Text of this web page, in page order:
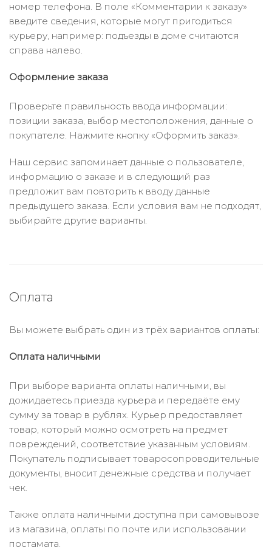
номер телефона. В поле «Комментарии к заказу»
введите сведения, которые могут пригодиться
курьеру, например: подъезды в доме считаются
справа налево.
Оформление заказа
Проверьте правильность ввода информации:
позиции заказа, выбор местоположения, данные о
покупателе. Нажмите кнопку «Оформить заказ».
Наш сервис запоминает данные о пользователе,
информацию о заказе и в следующий раз
предложит вам повторить к вводу данные
предыдущего заказа. Если условия вам не подходят,
выбирайте другие варианты.
Оплата
Вы можете выбрать один из трёх вариантов оплаты:
Оплата наличными
При выборе варианта оплаты наличными, вы
дожидаетесь приезда курьера и передаёте ему
сумму за товар в рублях. Курьер предоставляет
товар, который можно осмотреть на предмет
повреждений, соответствие указанным условиям.
Покупатель подписывает товаросопроводительные
документы, вносит денежные средства и получает
чек.
Также оплата наличными доступна при самовывозе
из магазина, оплаты по почте или использовании
постамата.